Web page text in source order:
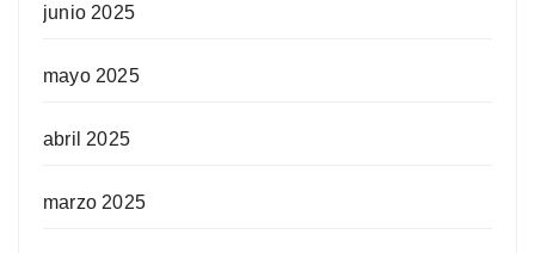
junio 2025
mayo 2025
abril 2025
marzo 2025